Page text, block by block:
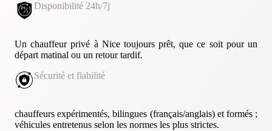
Disponibilité 24h/7j
Un chauffeur privé à Nice toujours prêt, que ce soit pour un
départ matinal ou un retour tardif.
Sécurité et fiabilité
chauffeurs expérimentés, bilingues (français/anglais) et formés ;
véhicules entretenus selon les normes les plus strictes.